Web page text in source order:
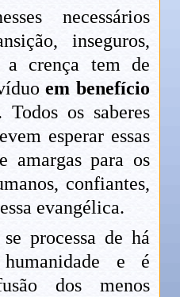
necessários
inseguros,
a crença tem de
em benefício
Todos os saberes
esperar essas
amargas para os
confiantes,
evangélica.
processa de há
e é
dos menos